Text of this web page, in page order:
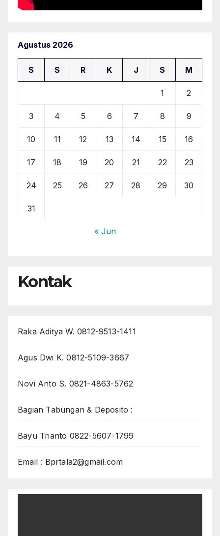
Agustus 2026
S S R K J S M
1 2
3 4 5 6 7 8 9
10 11 12 13 14 15 16
17 18 19 20 21 22 23
24 25 26 27 28 29 30
31
« Jun
Kontak
Raka Aditya W. 0812-9513-1411
Agus Dwi K. 0812-5109-3667
Novi Anto S. 0821-4863-5762
Bagian Tabungan & Deposito :
Bayu Trianto 0822-5607-1799
Email : Bprtala2@gmail.com